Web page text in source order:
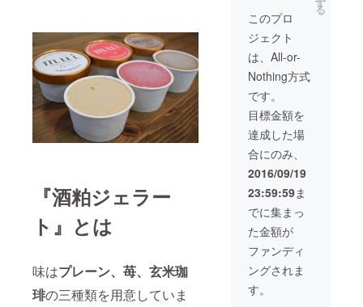
『酒粕ジェラー
ト』とは
味はプレーン、苺、玄米珈
琲の三種類を用意していま
す
る
このプロ
ジェクト
は、All-or-
Nothing方式
です。
目標金額を
達成した場
合にのみ、
2016/09/19
23:59:59ま
でに集まっ
た金額が
ファンディ
ングされま
す。